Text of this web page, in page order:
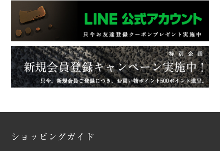
ショッピングガイド